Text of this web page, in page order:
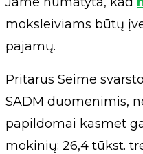
moksleiviams būtų
pajamų.
Pritarus Seime
SADM duomenimis,
papildomai kasmet
mokinių: 26,4 tūkst.